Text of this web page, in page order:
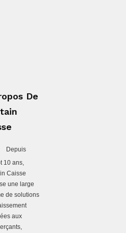
De
Depuis
10 ans,
Caisse
une large
de solutions
aux